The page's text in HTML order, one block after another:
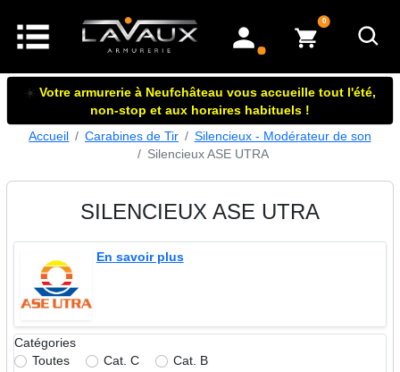
mon compte
0articles dans le panier
☀️ Votre armurerie à Neufchâteau vous accueille tout l'été,
non-stop et aux horaires habituels !
Accueil
Carabines de Tir
Silencieux - Modérateur de son
Silencieux ASE UTRA
SILENCIEUX ASE UTRA
En savoir plus
Catégories
Toutes
Cat. C
Cat. B